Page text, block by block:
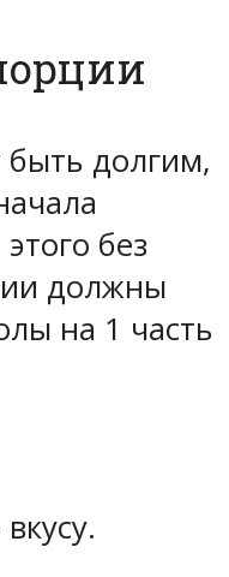
быть долгим,
без
должны
на 1 часть